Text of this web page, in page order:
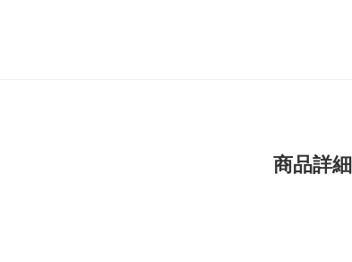
商品詳細